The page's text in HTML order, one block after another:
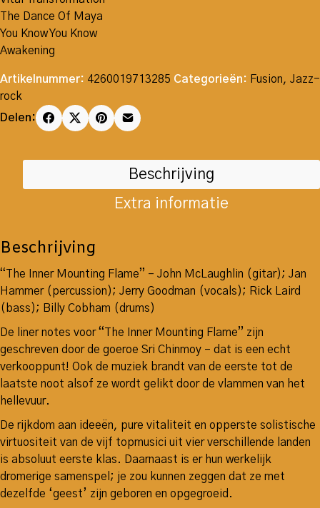
The Dance Of Maya
You Know You Know
Awakening
Artikelnummer: 4260019713285 Categorieën: Fusion, Jazz-
rock
Delen:
Beschrijving
Extra informatie
Beschrijving
“The Inner Mounting Flame” – John McLaughlin (gitar); Jan
Hammer (percussion); Jerry Goodman (vocals); Rick Laird
(bass); Billy Cobham (drums)
De liner notes voor “The Inner Mounting Flame” zijn
geschreven door de goeroe Sri Chinmoy – dat is een echt
verkooppunt! Ook de muziek brandt van de eerste tot de
laatste noot alsof ze wordt gelikt door de vlammen van het
hellevuur.
De rijkdom aan ideeën, pure vitaliteit en opperste solistische
virtuositeit van de vijf topmusici uit vier verschillende landen
is absoluut eerste klas. Daarnaast is er hun werkelijk
dromerige samenspel; je zou kunnen zeggen dat ze met
dezelfde ‘geest’ zijn geboren en opgegroeid.